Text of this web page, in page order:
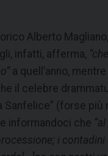
Alberto
infatti, afferma,
a quell’anno,
il celebre
(forse più
informandoci che
i